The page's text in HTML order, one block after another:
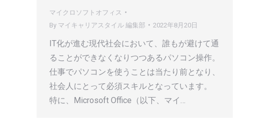
マイクロソフトオフィス
By マイキャリアスタイル 編集部 2022年8月20日
IT化が進む現代社会において、誰もが避けて通
ることができなくなりつつあるパソコン操作。
仕事でパソコンを使うことは当たり前となり、
社会人にとって必須スキルとなっています。
特に、Microsoft Office（以下、マイ…